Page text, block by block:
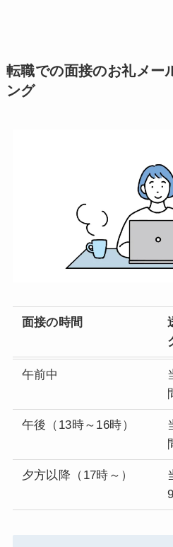
転職での面接のお礼メー
ング
面接の時間
午前中
午後（13時～16時）
夕方以降（17時～）